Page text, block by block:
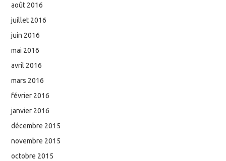
août 2016
juillet 2016
juin 2016
mai 2016
avril 2016
mars 2016
février 2016
janvier 2016
décembre 2015
novembre 2015
octobre 2015